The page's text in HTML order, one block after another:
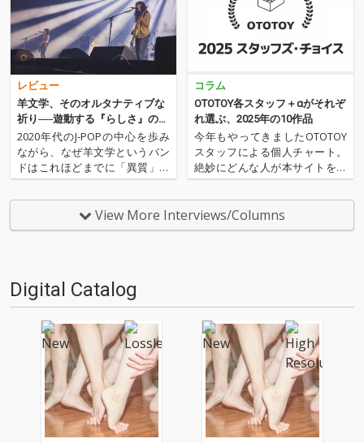
レビュー
羊文学、そのオルタナティブな
祈り──遊動する『らしさ』の正
体
2020年代のJ-POPの中心を歩み
ながら、なぜ羊文学というバン
ドはこれほどまでに「異質」な
のか。タイアップや海外進出と
いった現代的な成功のフォーマ
ットを受け入れつつも、そのサ
ウンドは決して大衆性へ回収さ
コラム
OTOTOY各スタッフ＋αがそれぞ
れ選ぶ、2025年の10作品
今年もやってきましたOTOTOY
スタッフによる個人チャート。
絶妙にどんな人が本サイトを運
営しているのか？ そんな自己
紹介もちょっとかねておりま
す。2025年は、それぞれなにを
聴いてOTOTOYを作っていたの
View More Interviews/Columns
Digital Catalog